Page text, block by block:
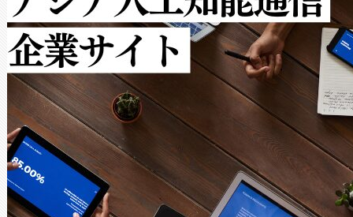
ルの変電所周囲を監視でき、
作業と点群処理を簡素化でき
Avia 2は、2種類のFOVオプシ
× 80°のノーマルモード、長
ードを切り替えて使用するこ
ることなく、単一のデバイス